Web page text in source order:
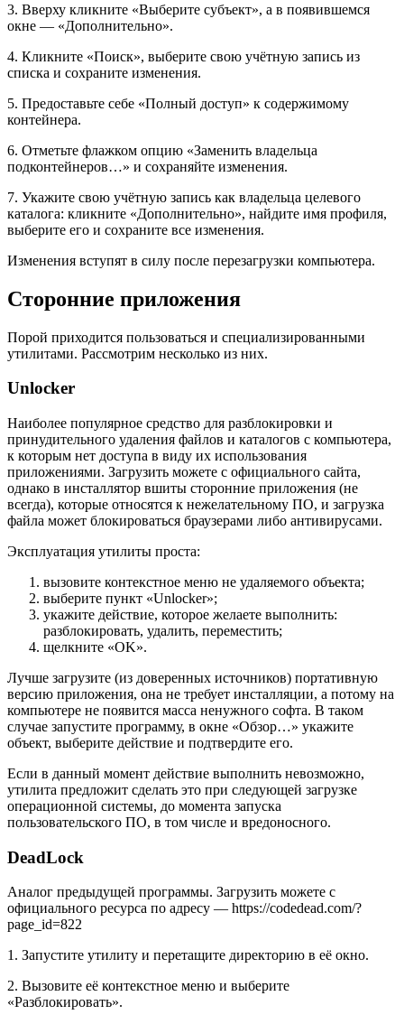
3. Вверху кликните «Выберите субъект», а в появившемся
окне — «Дополнительно».
4. Кликните «Поиск», выберите свою учётную запись из
списка и сохраните изменения.
5. Предоставьте себе «Полный доступ» к содержимому
контейнера.
6. Отметьте флажком опцию «Заменить владельца
подконтейнеров…» и сохраняйте изменения.
7. Укажите свою учётную запись как владельца целевого
каталога: кликните «Дополнительно», найдите имя профиля,
выберите его и сохраните все изменения.
Изменения вступят в силу после перезагрузки компьютера.
Сторонние приложения
Порой приходится пользоваться и специализированными
утилитами. Рассмотрим несколько из них.
Unlocker
Наиболее популярное средство для разблокировки и
принудительного удаления файлов и каталогов с компьютера,
к которым нет доступа в виду их использования
приложениями. Загрузить можете с официального сайта,
однако в инсталлятор вшиты сторонние приложения (не
всегда), которые относятся к нежелательному ПО, и загрузка
файла может блокироваться браузерами либо антивирусами.
Эксплуатация утилиты проста:
вызовите контекстное меню не удаляемого объекта;
выберите пункт «Unlocker»;
укажите действие, которое желаете выполнить:
разблокировать, удалить, переместить;
щелкните «OK».
Лучше загрузите (из доверенных источников) портативную
версию приложения, она не требует инсталляции, а потому на
компьютере не появится масса ненужного софта. В таком
случае запустите программу, в окне «Обзор…» укажите
объект, выберите действие и подтвердите его.
Если в данный момент действие выполнить невозможно,
утилита предложит сделать это при следующей загрузке
операционной системы, до момента запуска
пользовательского ПО, в том числе и вредоносного.
DeadLock
Аналог предыдущей программы. Загрузить можете с
официального ресурса по адресу — https://codedead.com/?
page_id=822
1. Запустите утилиту и перетащите директорию в её окно.
2. Вызовите её контекстное меню и выберите
«Разблокировать».